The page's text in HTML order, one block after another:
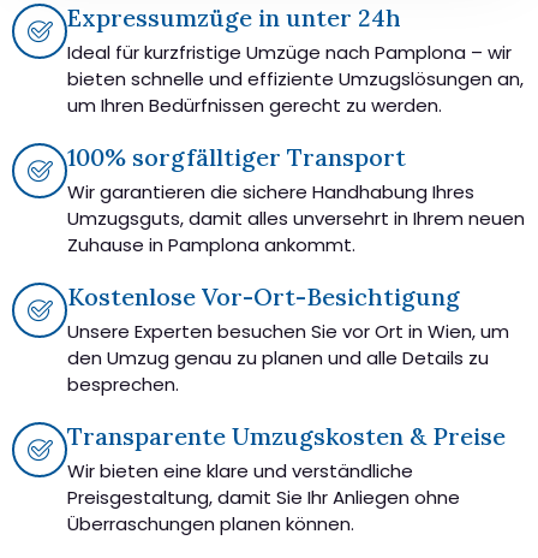
Expressumzüge in unter 24h
Ideal für kurzfristige Umzüge nach Pamplona – wir
bieten schnelle und effiziente Umzugslösungen an,
um Ihren Bedürfnissen gerecht zu werden.
100% sorgfälltiger Transport
Wir garantieren die sichere Handhabung Ihres
Umzugsguts, damit alles unversehrt in Ihrem neuen
Zuhause in Pamplona ankommt.
Kostenlose Vor-Ort-Besichtigung
Unsere Experten besuchen Sie vor Ort in Wien, um
den Umzug genau zu planen und alle Details zu
besprechen.
Transparente Umzugskosten & Preise
Wir bieten eine klare und verständliche
Preisgestaltung, damit Sie Ihr Anliegen ohne
Überraschungen planen können.